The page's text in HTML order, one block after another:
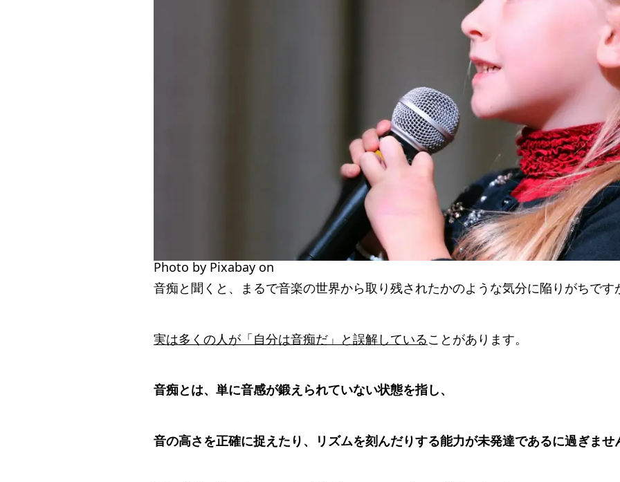
Photo by Pixabay on
音痴と聞くと、まるで音楽の世界から取り残されたかのような気分に陥りがちです
実は多くの人が「自分は音痴だ」と誤解していることがあります。
音痴とは、単に音感が鍛えられていない状態を指し、
音の高さを正確に捉えたり、リズムを刻んだりする能力が未発達であるに過ぎませ